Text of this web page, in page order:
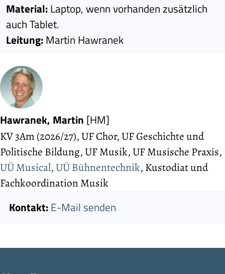
Material:Laptop, wenn vorhanden zusätzlich
auch Tablet.
Leitung:Martin Hawranek
Hawranek, Martin [HM]
KV 3Am (2026/27), UF Chor, UF Geschichte und
Politische Bildung, UF Musik, UF Musische Praxis,
UÜ Musical, UÜ Bühnentechnik, Kustodiat und
Fachko­ordination Musik
Kontakt:E-Mail senden